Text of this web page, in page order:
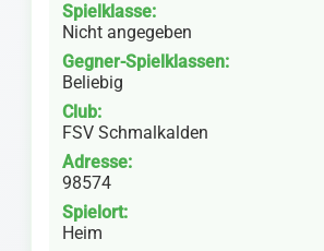
Spielklasse:
Nicht angegeben
Gegner-Spielklassen:
Beliebig
Club:
FSV Schmalkalden
Adresse:
98574
Spielort:
Heim